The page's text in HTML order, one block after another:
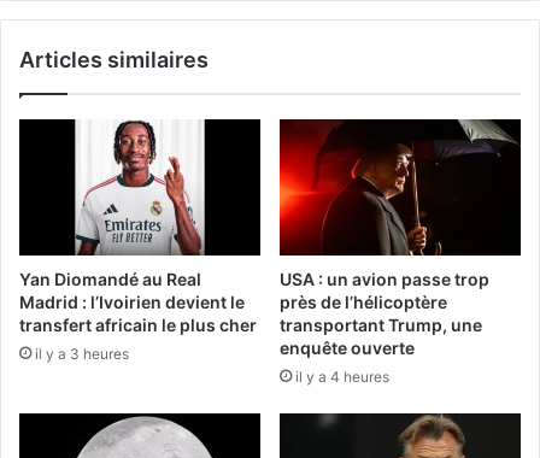
Articles similaires
Yan Diomandé au Real
Madrid : l’Ivoirien devient le
transfert africain le plus cher
il y a 3 heures
USA : un avion passe trop
près de l’hélicoptère
transportant Trump, une
enquête ouverte
il y a 4 heures